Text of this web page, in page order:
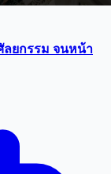
ยกรรม จนหน้า